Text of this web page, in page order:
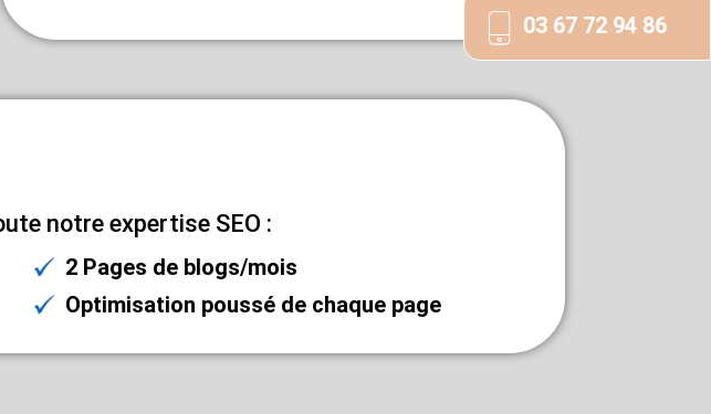
notre expertise SEO :
2 Pages de blogs/mois
Optimisation poussé de chaque page
03 67 72 94 86